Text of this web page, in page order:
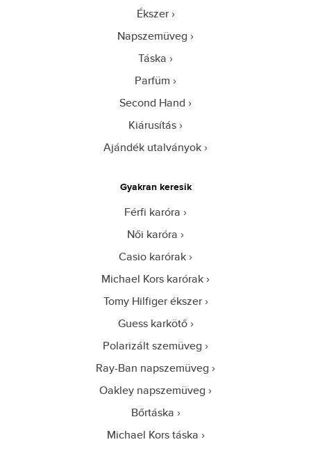
Ékszer
Napszemüveg
Táska
Parfüm
Second Hand
Kiárusítás
Ajándék utalványok
Gyakran keresik
Férfi karóra
Női karóra
Casio karórak
Michael Kors karórak
Tomy Hilfiger ékszer
Guess karkötő
Polarizált szemüveg
Ray-Ban napszemüveg
Oakley napszemüveg
Bőrtáska
Michael Kors táska